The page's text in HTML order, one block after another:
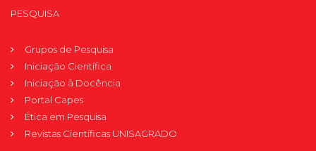
PESQUISA
Grupos de Pesquisa
Iniciação Científica
Iniciação à Docência
Portal Capes
Ética em Pesquisa
Revistas Científicas UNISAGRADO